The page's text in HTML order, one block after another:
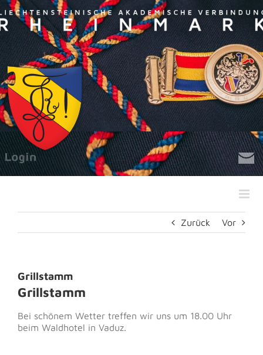
Zum
Inhalt
springen
Zurück Vor
Grillstamm
Grillstamm
Bei schönem Wetter treffen wir uns um 18.00 Uhr
beim Waldhotel in Vaduz.